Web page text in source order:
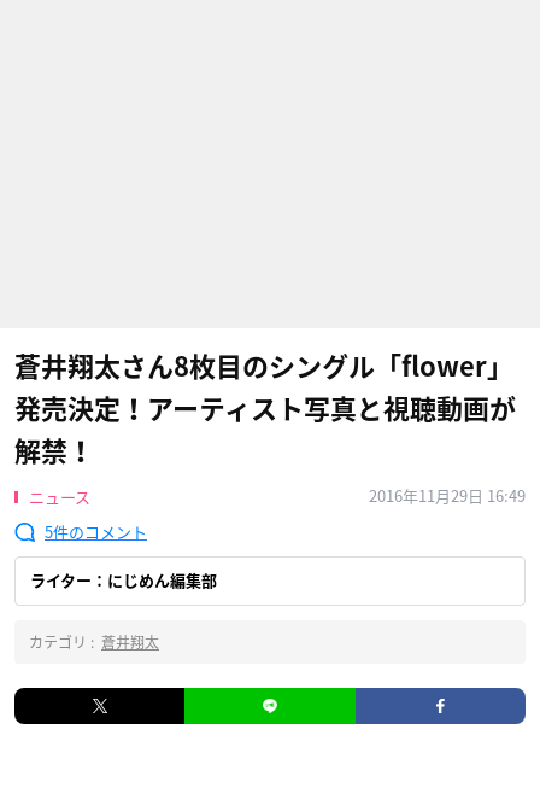
蒼井翔太さん8枚目のシングル「flower」
発売決定！アーティスト写真と視聴動画が
解禁！
ニュース
2016年11月29日 16:49
5
ライター：にじめん編集部
カテゴリ : 蒼井翔太